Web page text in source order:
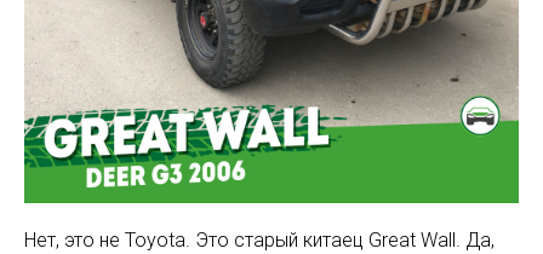
Нет, это не Toyota. Это старый китаец Great Wall. Да,